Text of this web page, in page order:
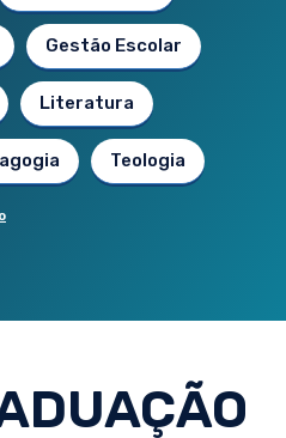
Gestão Escolar
Literatura
Teologia